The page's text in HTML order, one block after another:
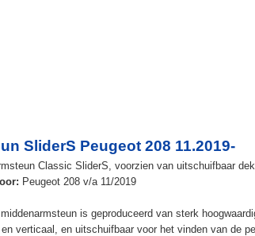
SliderS Peugeot 208 11.2019-
Classic SliderS, voorzien van uitschuifbaar
Peugeot 208 v/a 11/2019
is geproduceerd van sterk
en verticaal, en uitschuifbaar voor het vinden van de